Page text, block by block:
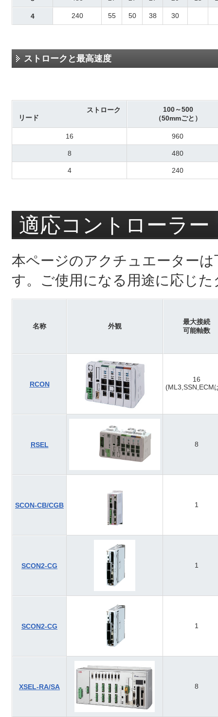
4 240 55 50 38 30
ストロークと最高速度
ストローク
リード
100～500
（50mmごと）
16 960
8 480
4 240
適応コントローラー
本ページのアクチュエーター
す。ご使用になる用途に応じ
名称 外観
最大接続
可能軸数
RCON
16
(ML3,SSN,ECM
RSEL 8
SCON-CB/CGB 1
SCON2-CG 1
SCON2-CG 1
XSEL-RA/SA 8